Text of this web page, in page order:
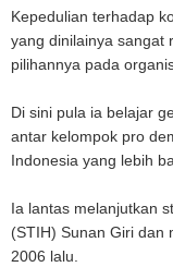
Kepedulian terhadap
yang dinilainya sangat
pilihannya pada
Di sini pula ia belajar
antar kelompok pro
Indonesia yang lebih
Ia lantas melanjutkan
(STIH) Sunan Giri dan
2006 lalu.